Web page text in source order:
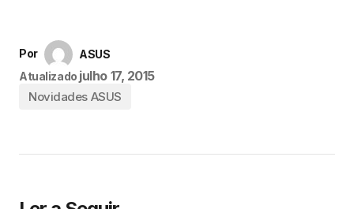
Por
ASUS
Atualizado julho 17, 2015
Novidades ASUS